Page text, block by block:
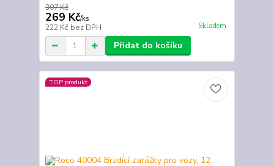
307 Kč
269 Kč/ks
222 Kč bez DPH Skladem
Přidat do košíku
TOP produkt